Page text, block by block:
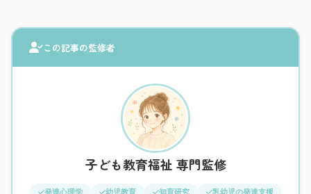
この記事の監修者
子ども教育福祉 専門監修
発達心理学 幼児教育 知育研究 乳幼児の発達支援